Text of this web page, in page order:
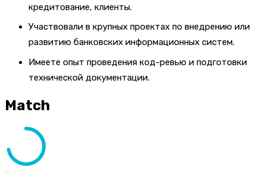
кредитование, клиенты.
Участвовали в крупных проектах по внедрению или
развитию банковских информационных систем.
Имеете опыт проведения код-ревью и подготовки
технической документации.
Match